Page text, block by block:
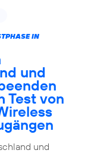
IN
und
Test von
und